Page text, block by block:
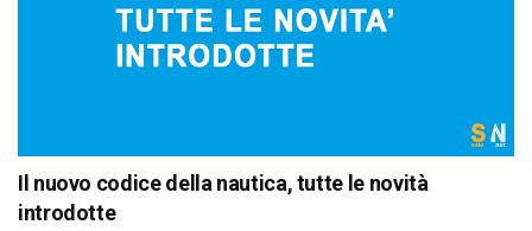
Il nuovo codice della nautica, tutte le novità
introdotte